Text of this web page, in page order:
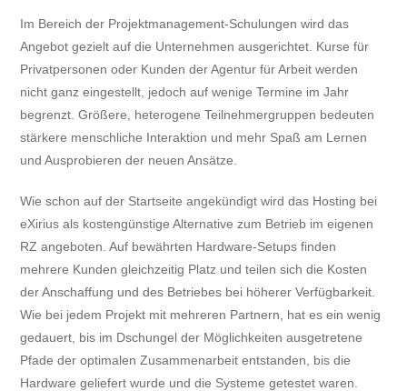
Im Bereich der Projektmanagement-Schulungen wird das
Angebot gezielt auf die Unternehmen ausgerichtet. Kurse für
Privatpersonen oder Kunden der Agentur für Arbeit werden
nicht ganz eingestellt, jedoch auf wenige Termine im Jahr
begrenzt. Größere, heterogene Teilnehmergruppen bedeuten
stärkere menschliche Interaktion und mehr Spaß am Lernen
und Ausprobieren der neuen Ansätze.
Wie schon auf der Startseite angekündigt wird das Hosting bei
eXirius als kostengünstige Alternative zum Betrieb im eigenen
RZ angeboten. Auf bewährten Hardware-Setups finden
mehrere Kunden gleichzeitig Platz und teilen sich die Kosten
der Anschaffung und des Betriebes bei höherer Verfügbarkeit.
Wie bei jedem Projekt mit mehreren Partnern, hat es ein wenig
gedauert, bis im Dschungel der Möglichkeiten ausgetretene
Pfade der optimalen Zusammenarbeit entstanden, bis die
Hardware geliefert wurde und die Systeme getestet waren.